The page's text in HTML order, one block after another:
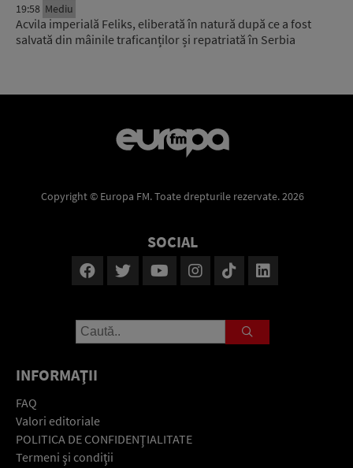
19:58 Mediu
Acvila imperială Feliks, eliberată în natură după ce a fost
salvată din mâinile traficanților și repatriată în Serbia
Copyright © Europa FM. Toate drepturile rezervate. 2026
SOCIAL
INFORMAŢII
FAQ
Valori editoriale
POLITICA DE CONFIDENŢIALITATE
Termeni şi condiţii